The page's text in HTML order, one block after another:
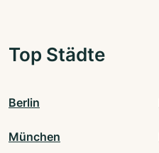
Top Städte
Berlin
München